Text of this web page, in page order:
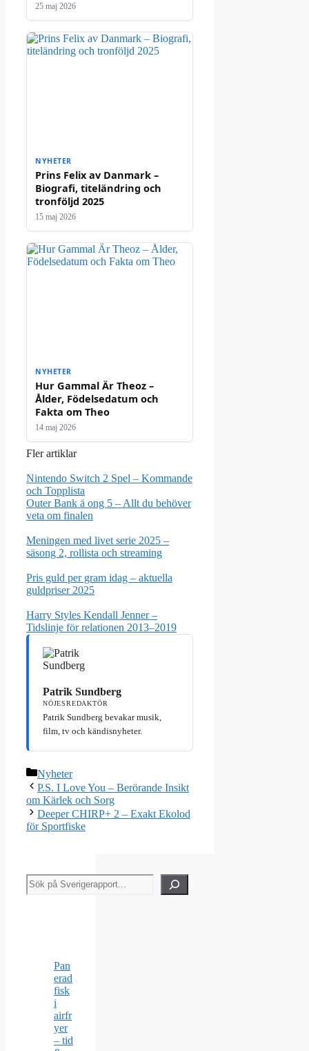
25 maj 2026
NYHETER
Prins Felix av Danmark –
Biografi, titeländring och
tronföljd 2025
15 maj 2026
NYHETER
Hur Gammal Är Theoz –
Ålder, Födelsedatum och
Fakta om Theo
14 maj 2026
Fler artiklar
Nintendo Switch 2 Spel – Kommande
och Topplista
Outer Bank ä ong 5 – Allt du behöver
veta om finalen
Meningen med livet serie 2025 –
säsong 2, rollista och streaming
Pris guld per gram idag – aktuella
guldpriser 2025
Harry Styles Kendall Jenner –
Tidslinje för relationen 2013–2019
Patrik Sundberg
NÖJESREDAKTÖR
Patrik Sundberg bevakar musik,
film, tv och kändisnyheter.
Kategorier
Nyheter
P.S. I Love You – Berörande Insikt
om Kärlek och Sorg
Deeper CHIRP+ 2 – Exakt Ekolod
för Sportfiske
Sök
Pan
erad
fisk
i
airfr
yer
– tid